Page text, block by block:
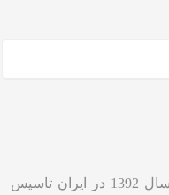
شرکت اوج آزما پلاست در سال 1392 در ایران تاسیس